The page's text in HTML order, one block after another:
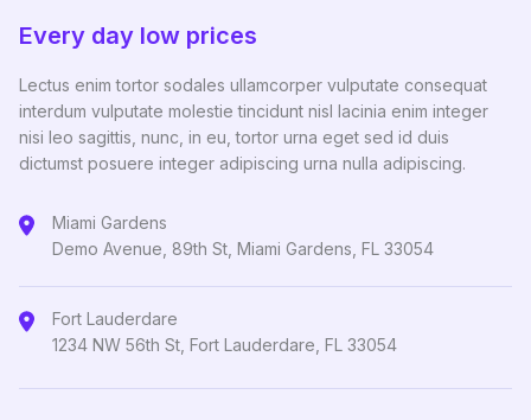
Every day low prices
Lectus enim tortor sodales ullamcorper vulputate consequat
interdum vulputate molestie tincidunt nisl lacinia enim integer
nisi leo sagittis, nunc, in eu, tortor urna eget sed id duis
dictumst posuere integer adipiscing urna nulla adipiscing.
Miami Gardens
Demo Avenue, 89th St, Miami Gardens, FL 33054
Fort Lauderdare
1234 NW 56th St, Fort Lauderdare, FL 33054